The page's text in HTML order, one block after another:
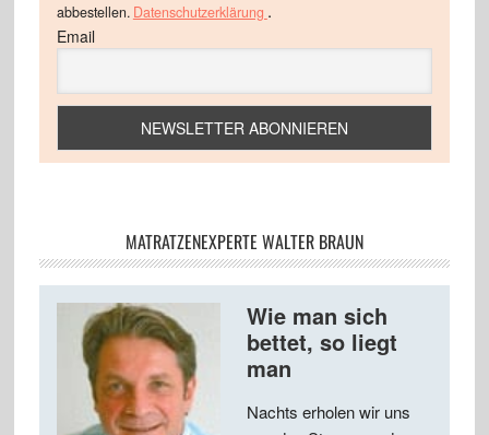
abbestellen. Datenschutzerklärung .
Email
MATRATZENEXPERTE WALTER BRAUN
Wie man sich
bettet, so liegt
man
Nachts erholen wir uns